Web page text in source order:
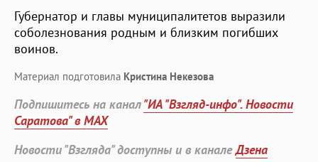
Губернатор и главы муниципалитетов выразили
соболезнования родным и близким погибших
воинов.
Материал подготовила Кристина Некезова
Подпишитесь на канал"ИА "Взгляд-инфо". Новости
Саратова" в MAX
Новости "Взгляда" доступны и в каналеДзена